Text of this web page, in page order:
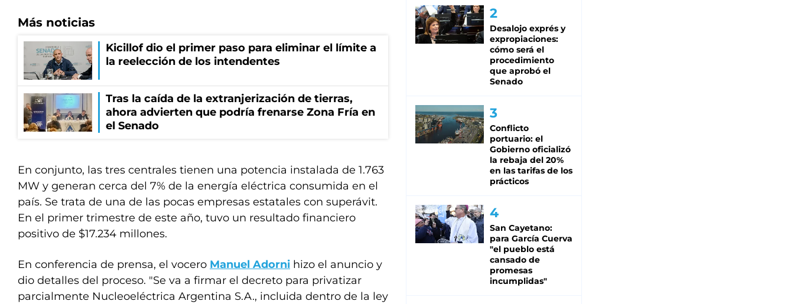
Más noticias
Kicillof dio el primer paso para eliminar el límite a
la reelección de los intendentes
Tras la caída de la extranjerización de tierras,
ahora advierten que podría frenarse Zona Fría en
el Senado
En conjunto, las tres centrales tienen una potencia instalada de 1.763
MW y generan cerca del 7% de la energía eléctrica consumida en el
país. Se trata de una de las pocas empresas estatales con superávit.
En el primer trimestre de este año, tuvo un resultado financiero
positivo de $17.234 millones.
En conferencia de prensa, el vocero Manuel Adorni hizo el anuncio y
dio detalles del proceso. "Se va a firmar el decreto para privatizar
parcialmente Nucleoeléctrica Argentina S.A., incluida dentro de la ley
Desalojo exprés y
expropiaciones:
cómo será el
procedimiento
que aprobó el
Senado
Conflicto
portuario: el
Gobierno oficializó
la rebaja del 20%
en las tarifas de los
prácticos
San Cayetano:
para García Cuerva
"el pueblo está
cansado de
promesas
incumplidas"